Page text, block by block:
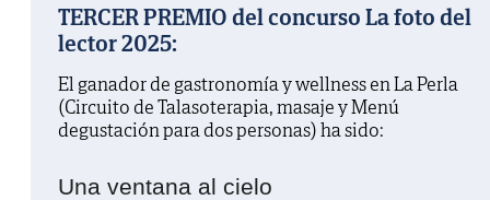
TERCER PREMIO del concurso La foto del
lector 2025:
El ganador de gastronomía y wellness en La Perla
(Circuito de Talasoterapia, masaje y Menú
degustación para dos personas) ha sido:
Una ventana al cielo